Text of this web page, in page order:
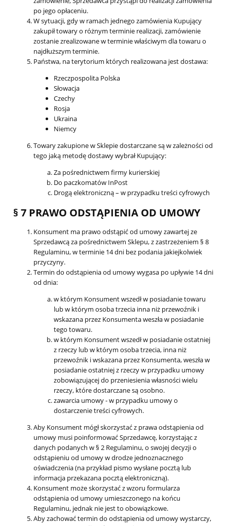
po jego opłaceniu.
W sytuacji, gdy w ramach jednego zamówienia Kupujący
zakupił towary o różnym terminie realizacji, zamówienie
zostanie zrealizowane w terminie właściwym dla towaru o
najdłuższym terminie.
Państwa, na terytorium których realizowana jest dostawa:
Rzeczpospolita Polska
Słowacja
Czechy
Rosja
Ukraina
Niemcy
Towary zakupione w Sklepie dostarczane są w zależności od
tego jaką metodę dostawy wybrał Kupujący:
Za pośrednictwem firmy kurierskiej
Do paczkomatów InPost
Drogą elektroniczną – w przypadku treści cyfrowych
§ 7 PRAWO ODSTĄPIENIA OD UMOWY
Konsument ma prawo odstąpić od umowy zawartej ze
Sprzedawcą za pośrednictwem Sklepu, z zastrzeżeniem § 8
Regulaminu, w terminie 14 dni bez podania jakiejkolwiek
przyczyny.
Termin do odstąpienia od umowy wygasa po upływie 14 dni
od dnia:
w którym Konsument wszedł w posiadanie towaru
lub w którym osoba trzecia inna niż przewoźnik i
wskazana przez Konsumenta weszła w posiadanie
tego towaru.
w którym Konsument wszedł w posiadanie ostatniej
z rzeczy lub w którym osoba trzecia, inna niż
przewoźnik i wskazana przez Konsumenta, weszła w
posiadanie ostatniej z rzeczy w przypadku umowy
zobowiązującej do przeniesienia własności wielu
rzeczy, które dostarczane są osobno.
zawarcia umowy - w przypadku umowy o
dostarczenie treści cyfrowych.
Aby Konsument mógł skorzystać z prawa odstąpienia od
umowy musi poinformować Sprzedawcę, korzystając z
danych podanych w § 2 Regulaminu, o swojej decyzji o
odstąpieniu od umowy w drodze jednoznacznego
oświadczenia (na przykład pismo wysłane pocztą lub
informacja przekazana pocztą elektroniczną).
Konsument może skorzystać z wzoru formularza
odstąpienia od umowy umieszczonego na końcu
Regulaminu, jednak nie jest to obowiązkowe.
Aby zachować termin do odstąpienia od umowy wystarczy,